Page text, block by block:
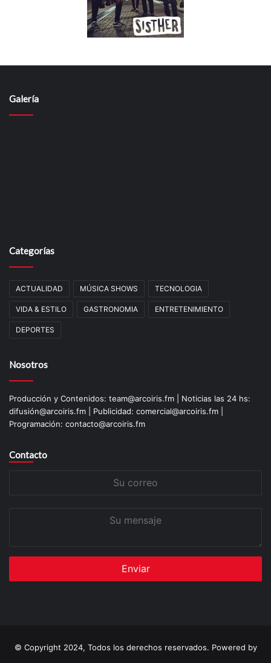
Galería
Categorías
ACTUALIDAD MÚSICA SHOWS TECNOLOGIA
VIDA & ESTILO GASTRONOMIA ENTRETENIMIENTO
DEPORTES
Nosotros
Producción y Contenidos: team@arcoiris.fm | Noticias las 24 hs:
difusión@arcoiris.fm | Publicidad: comercial@arcoiris.fm |
Programación: contacto@arcoiris.fm
Contacto
© Copyright 2024, Todos los derechos reservados. Powered by